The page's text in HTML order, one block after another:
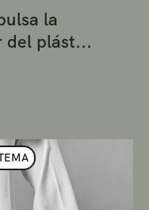
la
del plást...